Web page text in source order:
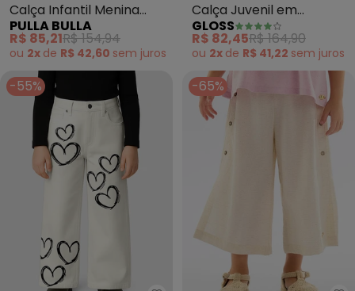
Calça Infantil Menina
Moletom Linho ( Bege )
PULLA BULLA
R$ 85,21R$ 154,94
ou 2x de R$ 42,60 sem juros
Calça Juvenil em
Moletom (Bege)
GLOSS
R$ 82,45R$ 164,90
ou 2x de R$ 41,22 sem juros
-55% -65%